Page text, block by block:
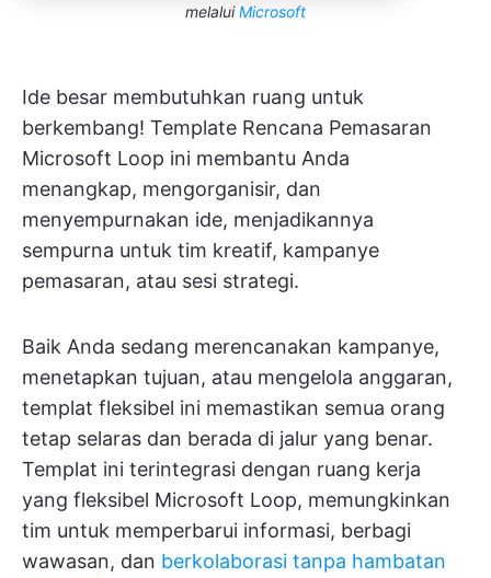
melaluiMicrosoft
Ide besar membutuhkan ruang untuk
berkembang! Template Rencana Pemasaran
Microsoft Loop ini membantu Anda
menangkap, mengorganisir, dan
menyempurnakan ide, menjadikannya
sempurna untuk tim kreatif, kampanye
pemasaran, atau sesi strategi.
Baik Anda sedang merencanakan kampanye,
menetapkan tujuan, atau mengelola anggaran,
templat fleksibel ini memastikan semua orang
tetap selaras dan berada di jalur yang benar.
Templat ini terintegrasi dengan ruang kerja
yang fleksibel Microsoft Loop, memungkinkan
tim untuk memperbarui informasi, berbagi
wawasan, dan berkolaborasi tanpa hambatan